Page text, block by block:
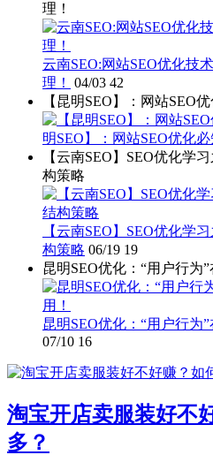
理！
云南SEO:网站SEO优化技
理！
04/03 42
【昆明SEO】：网站SEO
明SEO】：网站SEO优化
【云南SEO】SEO优化学
构策略
【云南SEO】SEO优化学
构策略 06/19 19
昆明SEO优化：“用户行为
昆明SEO优化：“用户行为
07/10 16
淘宝开店卖服装好不
多？